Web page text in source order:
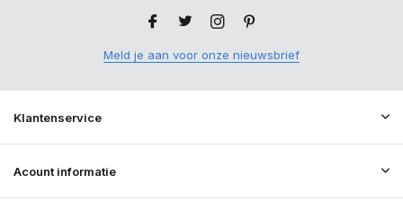
Meld je aan voor onze nieuwsbrief
Klantenservice
Acount informatie